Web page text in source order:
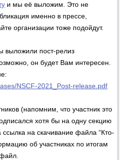
и мы её выложим. Это не
именно в прессе,
организации тоже подойдут.
выложили пост-релиз
он будет Вам интересен.
NSCF-2021_Post-release.pdf
(напомним, что участник это
хотя бы на одну секцию
на скачивание файла “Кто-
об участниках по итогам